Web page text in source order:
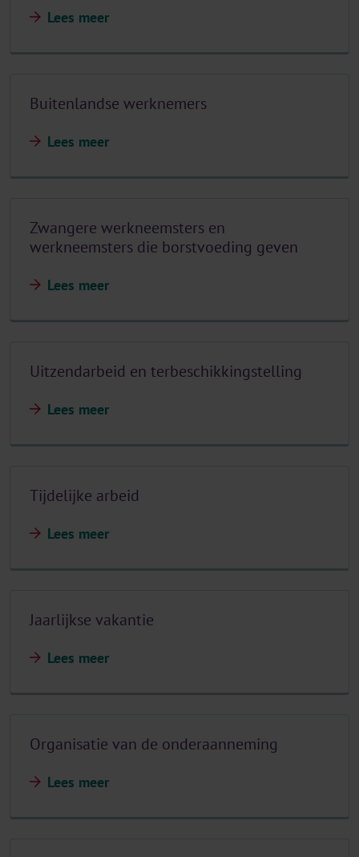
Lees meer
Buitenlandse werknemers
Lees meer
Zwangere werkneemsters en
werkneemsters die borstvoeding geven
Lees meer
Uitzendarbeid en terbeschikkingstelling
Lees meer
Tijdelijke arbeid
Lees meer
Jaarlijkse vakantie
Lees meer
Organisatie van de onderaanneming
Lees meer